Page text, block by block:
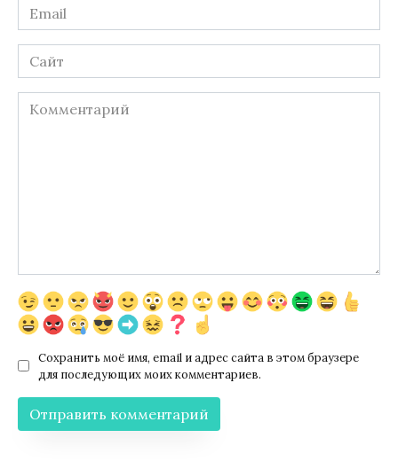
Email
*
Сайт
Комментарий
Сохранить моё имя, email и адрес сайта в этом браузере
для последующих моих комментариев.